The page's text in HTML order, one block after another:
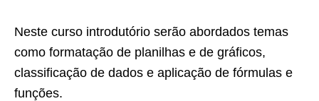
Neste curso introdutório serão abordados temas
como formatação de planilhas e de gráficos,
classificação de dados e aplicação de fórmulas e
funções.